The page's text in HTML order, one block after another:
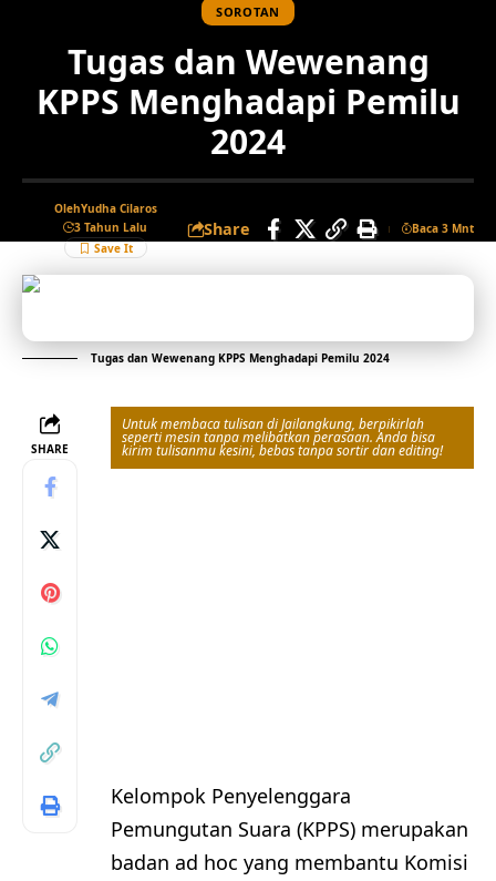
SOROTAN
Tugas dan Wewenang
KPPS Menghadapi Pemilu
2024
OlehYudha Cilaros
3 Tahun Lalu
Share Baca 3 Mnt
Tugas dan Wewenang KPPS Menghadapi Pemilu 2024
SHARE
Untuk membaca tulisan di Jailangkung, berpikirlah
seperti mesin tanpa melibatkan perasaan. Anda bisa
kirim tulisanmu kesini, bebas tanpa sortir dan editing!
Kelompok Penyelenggara
Pemungutan Suara (KPPS) merupakan
badan ad hoc yang membantu Komisi